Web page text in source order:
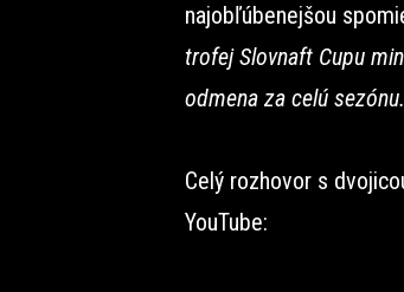
najobľúbenejšou
trofej Slovnaft Cupu
odmena za celú
Celý rozhovor s
YouTube: